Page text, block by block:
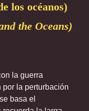
los océanos)
the Oceans)
la guerra
la perturbación
basa el